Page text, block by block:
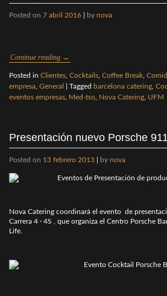
Posted on 7 abril 2016 by nova
Continue reading →
Posted in Clientes Cocktails Coffee Break
empresa General Tagged barcelona catering
eventos empresas
Med-tso Nova Catering UFM
Presentación nuevo Porsche
Posted on 13 febrero 2013 by nova
Nova Catering coordinará el evento de
Carrera 4 · 4S , que organiza el Centro Porsche
Life.